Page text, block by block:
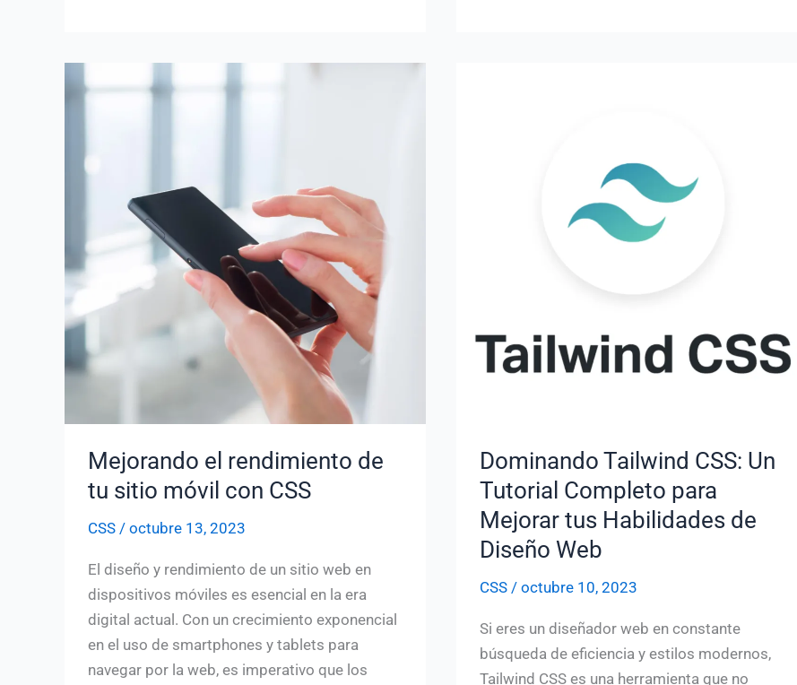
debe
conocer
Mejorando el rendimiento de
tu sitio móvil con CSS
CSS/ octubre 13, 2023
El diseño y rendimiento de un sitio web en
dispositivos móviles es esencial en la era
digital actual. Con un crecimiento exponencial
en el uso de smartphones y tablets para
navegar por la web, es imperativo que los
Dominando Tailwind CSS: Un
Tutorial Completo para
Mejorar tus Habilidades de
Diseño Web
CSS/ octubre 10, 2023
Si eres un diseñador web en constante
búsqueda de eficiencia y estilos modernos,
Tailwind CSS es una herramienta que no